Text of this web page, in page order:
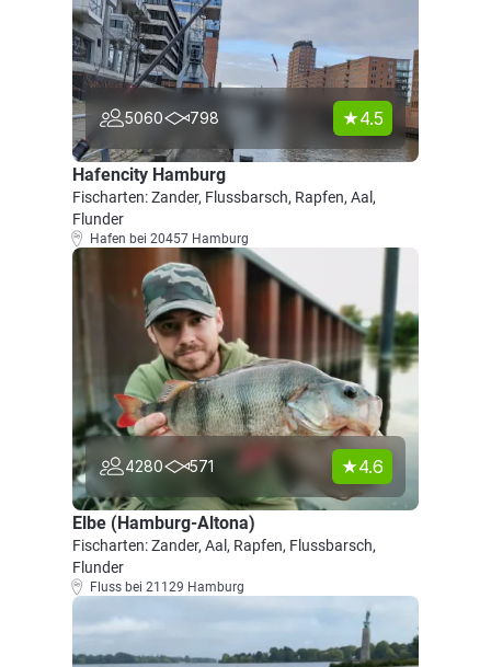
5060 798 4.5
Hafencity Hamburg
Fischarten: Zander, Flussbarsch, Rapfen, Aal,
Flunder
Hafen bei 20457 Hamburg
4280 571 4.6
Elbe (Hamburg-Altona)
Fischarten: Zander, Aal, Rapfen, Flussbarsch,
Flunder
Fluss bei 21129 Hamburg